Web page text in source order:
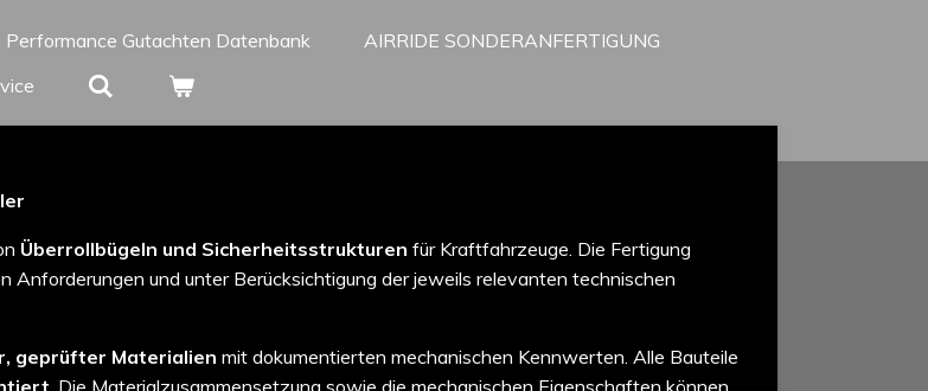
Performance Gutachten Datenbank
AIRRIDE SONDERANFERTIGUNG
Überrollbügeln und Sicherheitsstrukturen für Kraftfahrzeuge. Die Fertigung
Anforderungen und unter Berücksichtigung der jeweils relevanten technischen
geprüfter Materialien mit dokumentierten mechanischen Kennwerten. Alle Bauteile
. Die Materialzusammensetzung sowie die mechanischen Eigenschaften können